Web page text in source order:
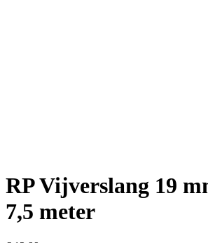
RP Vijverslang 19
7,5 meter